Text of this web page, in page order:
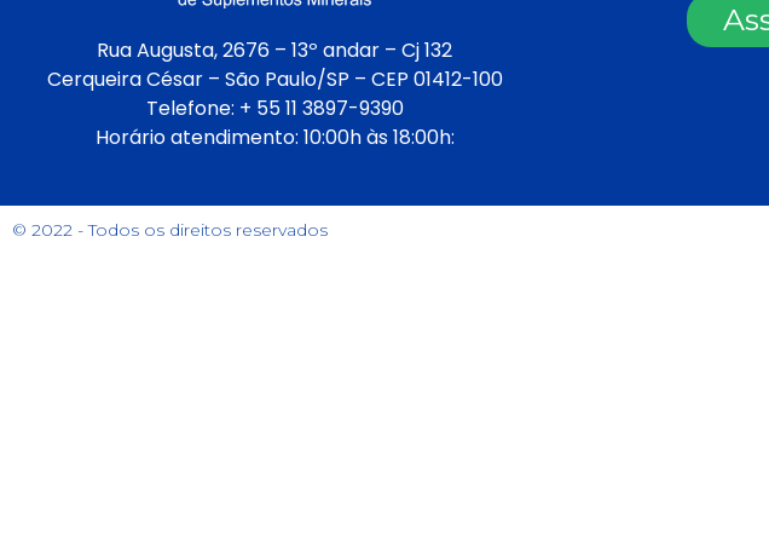
Rua Augusta, 2676 – 13º andar – Cj 132
Cerqueira César – São Paulo/SP – CEP 01412-100
Telefone: + 55 11 3897-9390
Horário atendimento: 10:00h às 18:00h:
© 2022 - Todos os direitos reservados